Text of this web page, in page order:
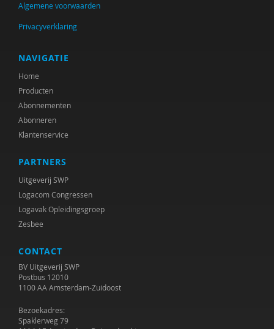
Algemene voorwaarden
Privacyverklaring
NAVIGATIE
Home
Producten
Abonnementen
Abonneren
Klantenservice
PARTNERS
Uitgeverij SWP
Logacom Congressen
Logavak Opleidingsgroep
Zesbee
CONTACT
BV Uitgeverij SWP
Postbus 12010
1100 AA Amsterdam-Zuidoost
Bezoekadres:
Spaklerweg 79